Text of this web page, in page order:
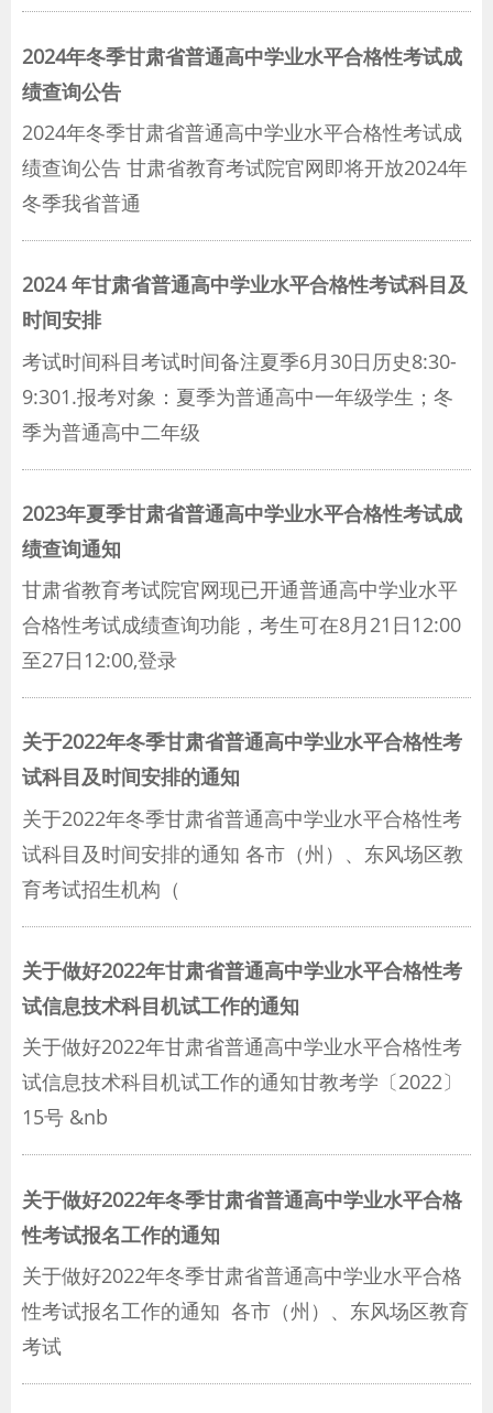
2024年冬季甘肃省普通高中学业水平合格性考试成
绩查询公告
2024年冬季甘肃省普通高中学业水平合格性考试成
绩查询公告 甘肃省教育考试院官网即将开放2024年
冬季我省普通
2024 年甘肃省普通高中学业水平合格性考试科目及
时间安排
考试时间科目考试时间备注夏季6月30日历史8:30-
9:301.报考对象：夏季为普通高中一年级学生；冬
季为普通高中二年级
2023年夏季甘肃省普通高中学业水平合格性考试成
绩查询通知
甘肃省教育考试院官网现已开通普通高中学业水平
合格性考试成绩查询功能，考生可在8月21日12:00
至27日12:00,登录
关于2022年冬季甘肃省普通高中学业水平合格性考
试科目及时间安排的通知
关于2022年冬季甘肃省普通高中学业水平合格性考
试科目及时间安排的通知 各市（州）、东风场区教
育考试招生机构（
关于做好2022年甘肃省普通高中学业水平合格性考
试信息技术科目机试工作的通知
关于做好2022年甘肃省普通高中学业水平合格性考
试信息技术科目机试工作的通知甘教考学〔2022〕
15号 &nb
关于做好2022年冬季甘肃省普通高中学业水平合格
性考试报名工作的通知
关于做好2022年冬季甘肃省普通高中学业水平合格
性考试报名工作的通知 各市（州）、东风场区教育
考试